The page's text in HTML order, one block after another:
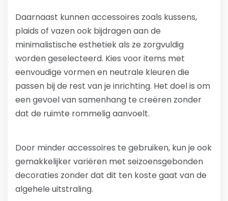
Daarnaast kunnen accessoires zoals kussens,
plaids of vazen ook bijdragen aan de
minimalistische esthetiek als ze zorgvuldig
worden geselecteerd. Kies voor items met
eenvoudige vormen en neutrale kleuren die
passen bij de rest van je inrichting. Het doel is om
een gevoel van samenhang te creëren zonder
dat de ruimte rommelig aanvoelt.
Door minder accessoires te gebruiken, kun je ook
gemakkelijker variëren met seizoensgebonden
decoraties zonder dat dit ten koste gaat van de
algehele uitstraling.